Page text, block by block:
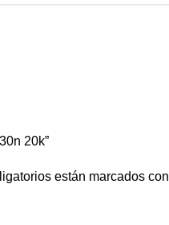
20k”
están marcados con